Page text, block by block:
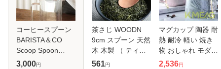
コーヒースプーン
BARISTA＆CO
Scoop Spoon
Black （ バリスタ
3,000円
茶さじ WOODN
9cm スプーン 天然
木 木製 （ ティー
メジャー 茶匙 茶葉
561円
マグカップ 陶器 耐
熱 耐冷 軽い 焼き
物 おしゃれ モダン
コーヒーカップ テ
2,536円